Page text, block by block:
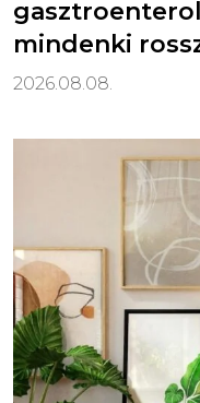
mindenki
2026.08.08.